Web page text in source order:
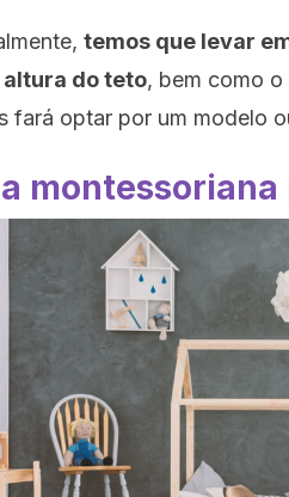
temos que levar
altura do teto, bem como
fará optar por um modelo